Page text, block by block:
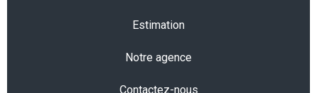
Estimation
Notre agence
Contactez-nous